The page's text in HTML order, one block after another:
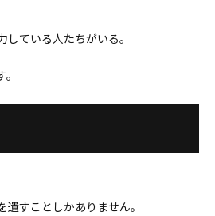
ている人たちがいる。
すことしかありません。